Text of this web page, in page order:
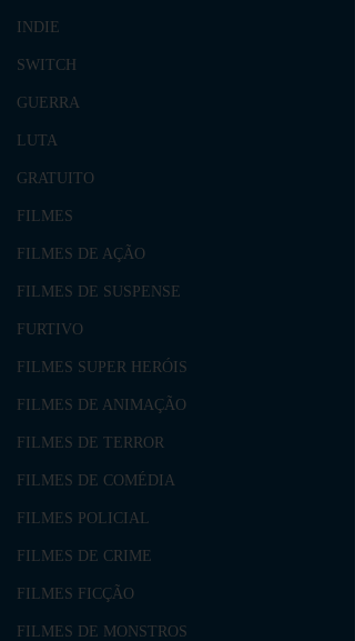
INDIE
SWITCH
GUERRA
LUTA
GRATUITO
FILMES
FILMES DE AÇÃO
FILMES DE SUSPENSE
FURTIVO
FILMES SUPER HERÓIS
FILMES DE ANIMAÇÃO
FILMES DE TERROR
FILMES DE COMÉDIA
FILMES POLICIAL
FILMES DE CRIME
FILMES FICÇÃO
FILMES DE MONSTROS